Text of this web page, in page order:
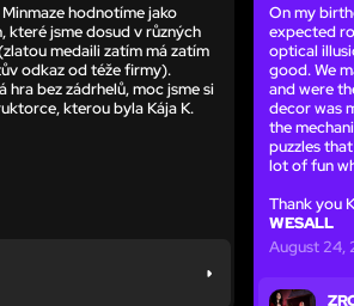
hodnotíme jako
které jsme dosud v různých
medaili zatím má zatím
odkaz od téže firmy).
hra bez zádrhelů, moc jsme si
kterou byla Kája K.
On my
expected
optical
good. We
and were
decor was
the
puzzles
lot of fun
Thank you
WESALL
August 24,